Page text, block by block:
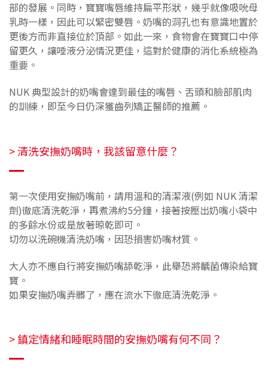
部的發展。同時，寶寶嘴唇維持扁平形狀，幾乎就像吸吮母
乳時一樣，因此可以緊密雙唇。奶嘴的洞孔也有意識地置於
更後方而非直接位於頂部。如此一來，食物會在寶寶口中停
留更久，讓唾液分泌情況更佳，這對於健康的消化系統極為
重要。
NUK 典型設計的奶嘴會達到最佳的嘴唇、舌頭和臉部肌肉
的訓練，即至今日仍深獲齒列矯正醫師的推薦。
> 清洗安撫奶嘴時，我該留意什麼？
第一次使用安撫奶嘴前，請用溫和的清潔液(例如 NUK 清潔
劑)徹底清洗乾淨，再煮沸約5分鐘， 接著按壓出奶嘴小袋中
的多餘水份或是放著晾乾即可。
切勿以洗碗機清洗奶嘴，因恐損害奶嘴材質。
大人亦不應自行將安撫奶嘴舔乾淨，此舉恐將齲菌傳染給寶
寶。
如果安撫奶嘴弄髒了，應在流水下徹底清洗乾淨。
> 鎮定情緒和睡眠時間的安撫奶嘴有何不同？